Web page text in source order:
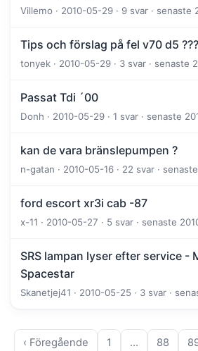
Villemo · 2010-05-29 · 9 svar · senaste
Tips och förslag på fel v70 d5
tonyek · 2010-05-29 · 3 svar · senaste
Passat Tdi ´00
Donh · 2010-05-29 · 1 svar · senaste
kan de vara bränslepumpen ?
n-gatan · 2010-05-16 · 22 svar ·
ford escort xr3i cab -87
x-11 · 2010-05-27 · 5 svar · senaste
SRS lampan lyser efter service -
Spacestar
Skanetjej41 · 2010-05-25 · 3 svar ·
‹ Föregående 1 … 88